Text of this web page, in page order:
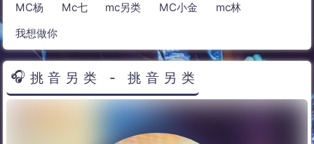
MC杨
Mc七 mc另类 MC小金
mc林
我想做你
挑音另类 - 挑音另类